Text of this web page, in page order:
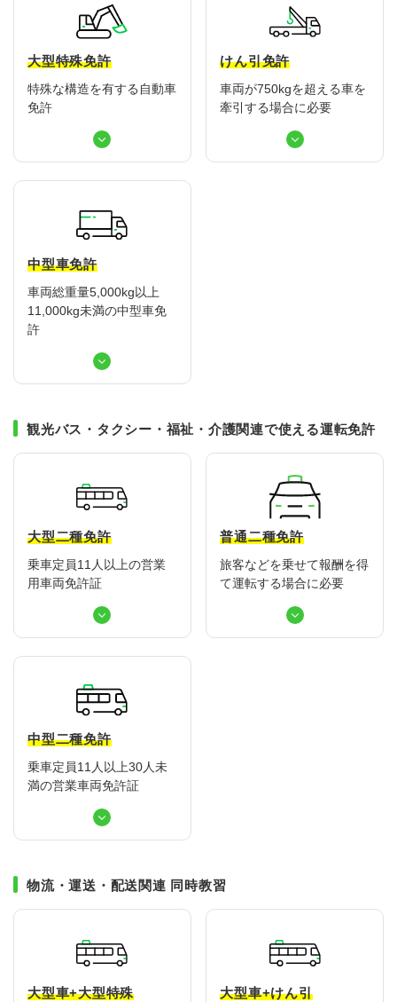
大型特殊免許
特殊な構造を有する自動車
免許
けん引免許
車両が750kgを超える車を
牽引する場合に必要
中型車免許
車両総重量5,000kg以上
11,000kg未満の中型車免
許
観光バス・タクシー・福祉・介護関連で使える運転免許
大型二種免許
乗車定員11人以上の営業
用車両免許証
普通二種免許
旅客などを乗せて報酬を得
て運転する場合に必要
中型二種免許
乗車定員11人以上30人未
満の営業車両免許証
物流・運送・配送関連 同時教習
大型車+大型特殊 大型車+けん引